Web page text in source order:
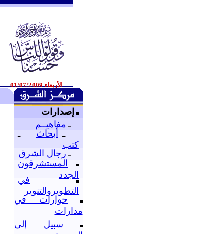
الأربعاء 01/07/2009
إصدارات
ـ مفاهيــم
ـ
أبحاث
ـ
كتب
ـ رجال الشرق
المستشرقون
الجدد
في
التطويروالتنوير
حوارات في
مدارات
سبيل إلى